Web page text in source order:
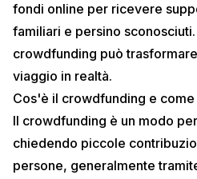
fondi online per ricevere
familiari e persino
crowdfunding può
viaggio in realtà.
Cos'è il crowdfunding e come
Il crowdfunding è un modo
chiedendo piccole
persone, generalmente